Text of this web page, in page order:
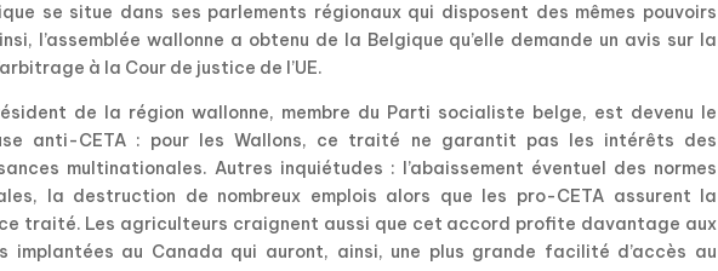
se situe dans ses parlements régionaux qui disposent des mêmes pouvoirs
l’assemblée wallonne a obtenu de la Belgique qu’elle demande un avis sur la
à la Cour de justice de l’UE.
de la région wallonne, membre du Parti socialiste belge, est devenu le
anti-CETA : pour les Wallons, ce traité ne garantit pas les intérêts des
multinationales. Autres inquiétudes : l’abaissement éventuel des normes
la destruction de nombreux emplois alors que les pro-CETA assurent la
traité. Les agriculteurs craignent aussi que cet accord profite davantage aux
implantées au Canada qui auront, ainsi, une plus grande facilité d’accès au